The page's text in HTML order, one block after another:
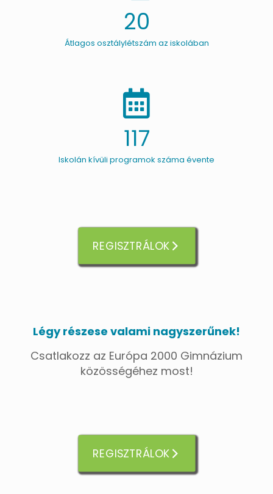
20
Átlagos osztálylétszám az iskolában
117
Iskolán kívüli programok száma évente
REGISZTRÁLOK
Légy részese valami nagyszerűnek!
Csatlakozz az Európa 2000 Gimnázium
közösségéhez most!
REGISZTRÁLOK